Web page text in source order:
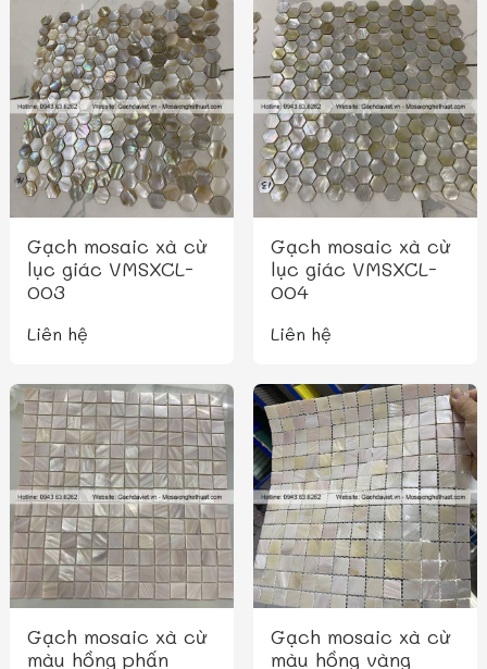
Gạch mosaic xà cừ
lục giác VMSXCL-
003
Liên hệ
Gạch mosaic xà cừ
lục giác VMSXCL-
004
Liên hệ
Gạch mosaic xà cừ
màu hồng phấn
Gạch mosaic xà cừ
màu hồng vàng